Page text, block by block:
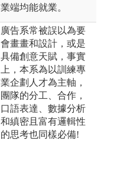
業端均能就業。
廣告系常被誤以為要
會畫畫和設計，或是
具備創意天賦，事實
上，本系為以訓練專
業企劃人才為主軸，
團隊的分工、合作，
口語表達、數據分析
和縝密且富有邏輯性
的思考也同樣必備!